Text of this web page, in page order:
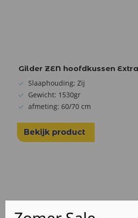
Gilder ZEN hoofdkussen
Slaaphouding; Zij
Gewicht: 1530gr
afmeting: 60/70 cm
Bekijk product